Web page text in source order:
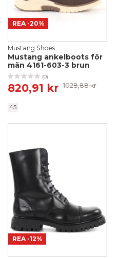
REA -20%
Mustang Shoes
Mustang ankelboots för
män 4161-603-3 brun
(0)
820,91 kr 1028,88 kr
45
REA -12%